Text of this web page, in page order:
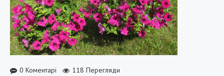
0 Коментарі 118 Перегляди